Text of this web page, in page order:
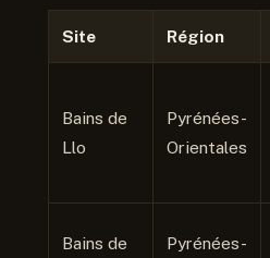
Site Région
Bains de
Llo
Pyrénées-
Orientales
Bains de
Pyrénées-